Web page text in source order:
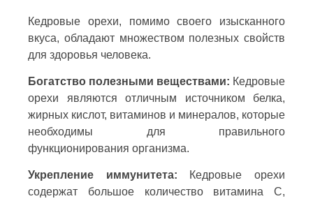
Кедровые орехи, помимо своего изысканного
вкуса, обладают множеством полезных свойств
для здоровья человека.
Богатство полезными веществами: Кедровые
орехи являются отличным источником белка,
жирных кислот, витаминов и минералов, которые
необходимы для правильного
функционирования организма.
Укрепление иммунитета: Кедровые орехи
содержат большое количество витамина C,